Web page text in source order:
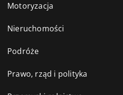
Motoryzacja
Nieruchomości
Podróże
Prawo, rząd i polityka